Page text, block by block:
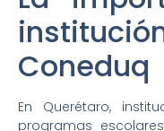
Coneduq
En Querétaro,
programas